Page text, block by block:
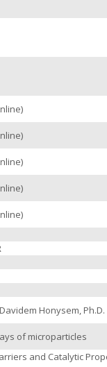
Honysem, Ph.D.
of microparticles
and Catalytic